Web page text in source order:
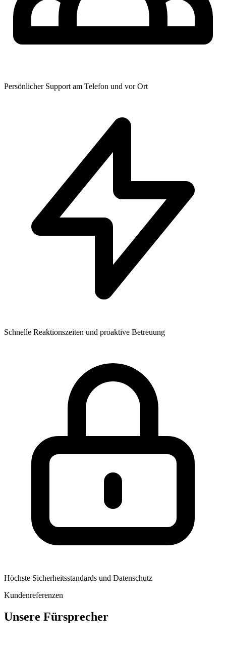
Persönlicher Support am Telefon und vor Ort
Schnelle Reaktionszeiten und proaktive Betreuung
Höchste Sicherheitsstandards und Datenschutz
Kundenreferenzen
Unsere Fürsprecher